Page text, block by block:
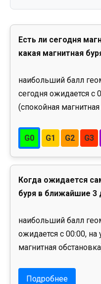
Есть ли сегодня
какая магнитная
наибольший балл
сегодня ожидается с
(спокойная
G0 G1 G2 G3
Когда ожидается
буря в ближайшие 3
наибольший балл
ожидается с 00:00, на
магнитная
Подробнее